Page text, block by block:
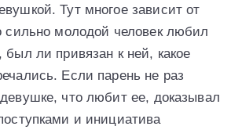
Тут многое зависит от
сильно молодой человек любил
был ли привязан к ней, какое
Если парень не раз
что любит ее, доказывал
и инициатива